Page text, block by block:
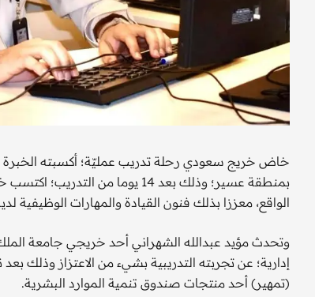
خاض خريج سعودي رحلة تدريب عمليّة؛ أكسبته الخبرة
بمنطقة عسير؛ وذلك بعد 14 يوما
الواقع، معززا بذلك فنون القيادة والمهارات الوظيفية
وتحدث مؤيد عبدالله الشهراني أحد خريجي جامعة
إدارية؛ عن تجربته التدريبية بشيء من الاعتزاز وذلك
(تمهير) أحد منتجات صندوق تنمية الموارد البشرية.